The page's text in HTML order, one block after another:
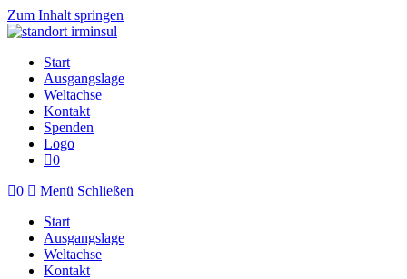
Zum Inhalt springen
Start
Ausgangslage
Weltachse
Kontakt
Spenden
Logo
0
0
Menü Schließen
Start
Ausgangslage
Weltachse
Kontakt